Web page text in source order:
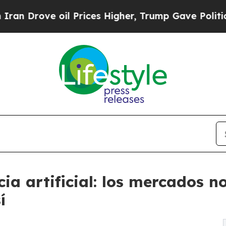
Prices Higher, Trump Gave Politically
artificial: los mercados